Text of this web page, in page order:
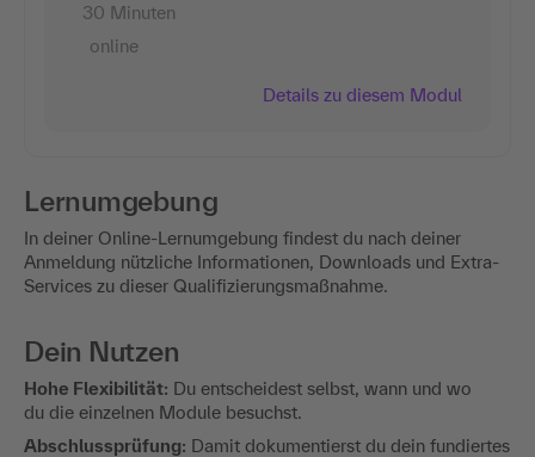
30 Minuten
online
Details zu diesem Modul
Lernumgebung
In deiner Online-Lernumgebung findest du nach deiner
Anmeldung nützliche Informationen, Downloads und Extra-
Services zu dieser Qualifizierungsmaßnahme.
Dein Nutzen
Hohe Flexibilität: Du entscheidest selbst, wann und wo
du die einzelnen Module besuchst.
Abschlussprüfung: Damit dokumentierst du dein fundiertes